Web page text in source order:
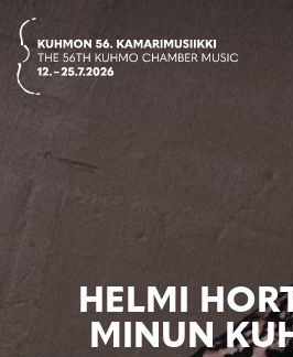
Siirry
suoraan
sisältöön
HELMI
MINUN